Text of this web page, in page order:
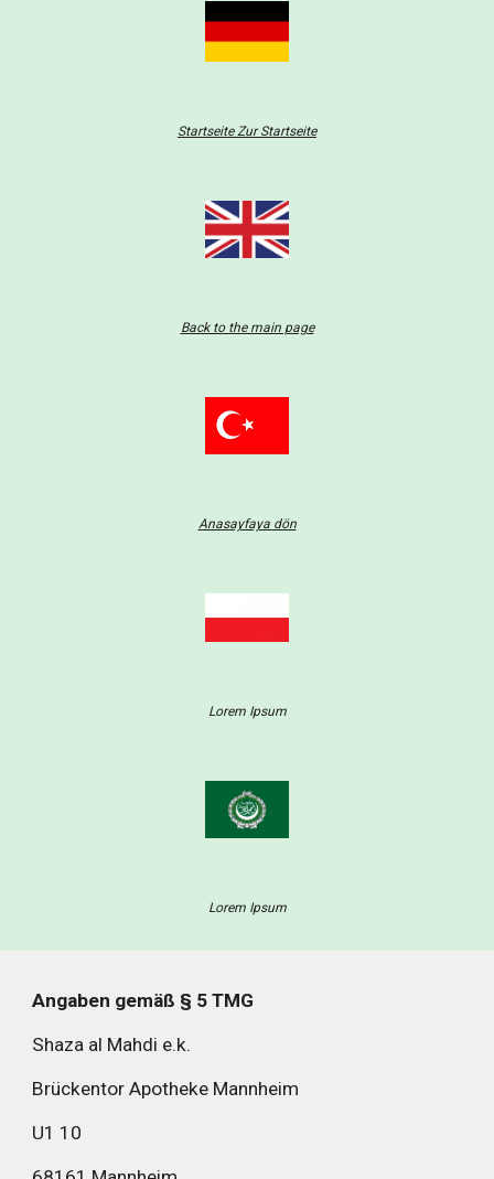
Startseite Zur Startseite
Back to the main page
Anasayfaya dön
Lorem Ipsum
Lorem Ipsum
Angaben gemäß § 5 TMG
Shaza al Mahdi e.k.
Brückentor Apotheke Mannheim
U1 10